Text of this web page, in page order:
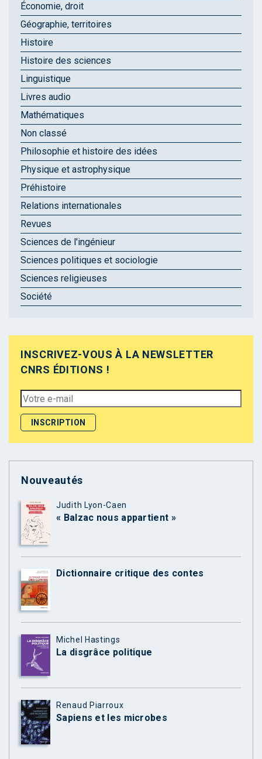
Économie, droit
Géographie, territoires
Histoire
Histoire des sciences
Linguistique
Livres audio
Mathématiques
Non classé
Philosophie et histoire des idées
Physique et astrophysique
Préhistoire
Relations internationales
Revues
Sciences de l'ingénieur
Sciences politiques et sociologie
Sciences religieuses
Société
INSCRIVEZ-VOUS À LA NEWSLETTER
CNRS ÉDITIONS !
Nouveautés
Judith Lyon-Caen
« Balzac nous appartient »
Dictionnaire critique des contes
Michel Hastings
La disgrâce politique
Renaud Piarroux
Sapiens et les microbes